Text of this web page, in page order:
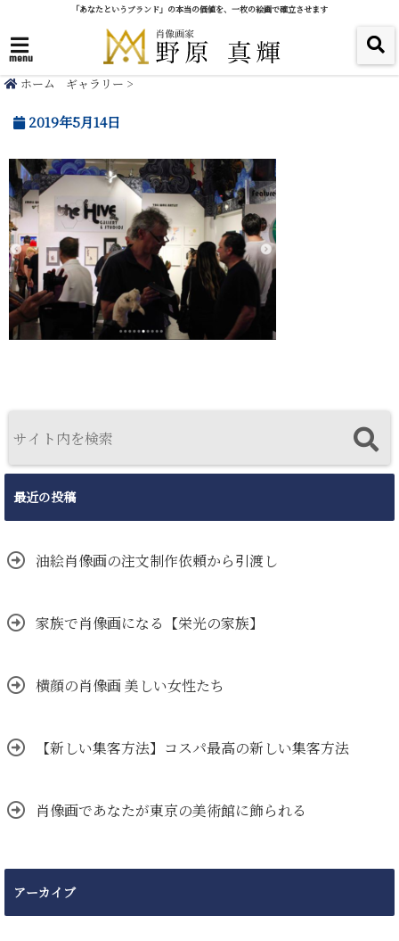
「あなたというブランド」の本当の価値を、一枚の絵画で確立させます
menu
ホーム ギャラリー >
2019年5月14日
最近の投稿
油絵肖像画の注文制作依頼から引渡し
家族で肖像画になる【栄光の家族】
横顔の肖像画 美しい女性たち
【新しい集客方法】コスパ最高の新しい集客方法
肖像画であなたが東京の美術館に飾られる
アーカイブ